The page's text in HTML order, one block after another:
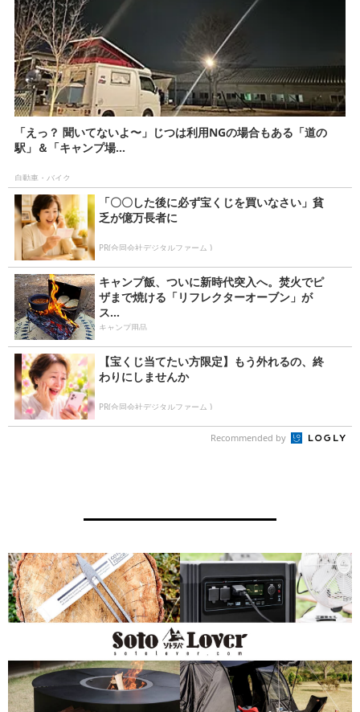
「えっ？ 聞いてないよ〜」じつは利用NGの場合もある「道の
駅」＆「キャンプ場...
自動車・バイク
「〇〇した後に必ず宝くじを買いなさい」貧
乏が億万長者に
PR(合同会社デジタルファーム )
キャンプ飯、ついに新時代突入へ。焚火でピ
ザまで焼ける「リフレクターオーブン」が
ス...
キャンプ用品
【宝くじ当てたい方限定】もう外れるの、終
わりにしませんか
PR(合同会社デジタルファーム )
Recommended by